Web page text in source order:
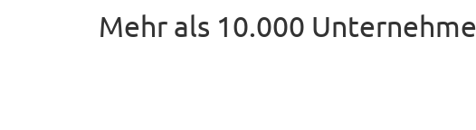
Mehr als 10.000